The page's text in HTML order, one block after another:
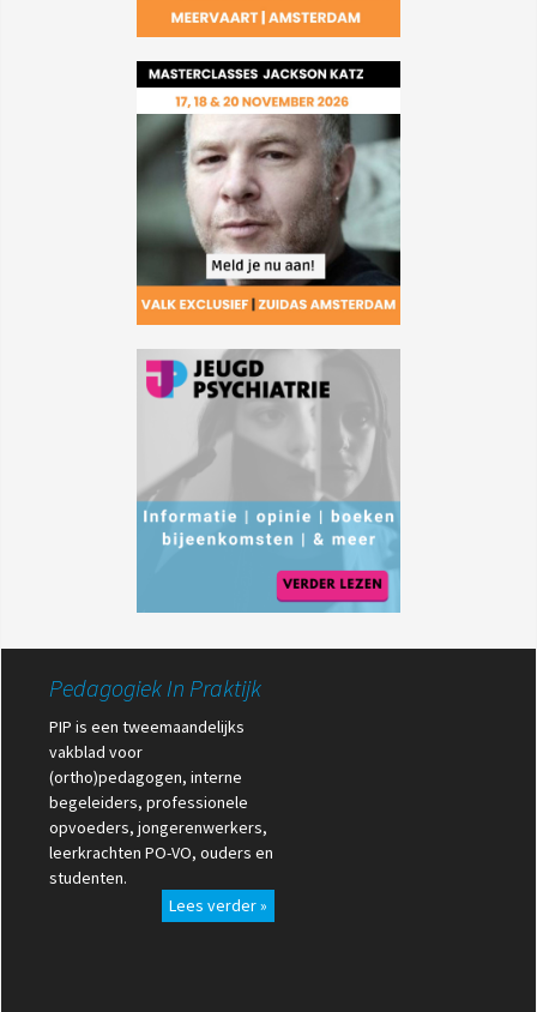
Pedagogiek In Praktijk
PIP is een tweemaandelijks
vakblad voor
(ortho)pedagogen, interne
begeleiders, professionele
opvoeders, jongerenwerkers,
leerkrachten PO-VO, ouders en
studenten.
Lees verder »